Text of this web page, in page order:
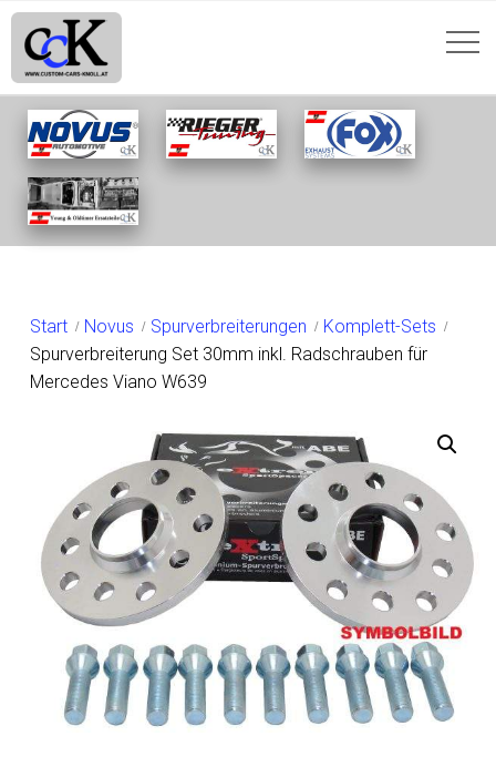
SHOP
Start Novus Spurverbreiterungen
Komplett-Sets
Spurverbreiterung Set 30mm inkl. Radschrauben für
Mercedes Viano W639